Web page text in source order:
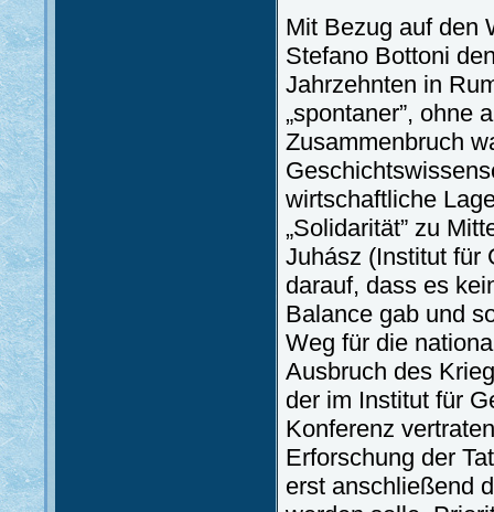
Mit Bezug auf den
Stefano Bottoni
Jahrzehnten in
„spontaner”, ohne
Zusammenbruch
wirtschaftliche
„Solidarität” zu
Juhász (Institut für
darauf, dass es
Balance gab und
Weg für die
Ausbruch des
der im Institut für
Konferenz
Erforschung der
erst anschließend